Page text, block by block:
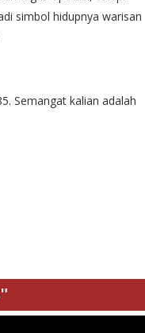
simbol hidupnya warisan
Semangat kalian adalah